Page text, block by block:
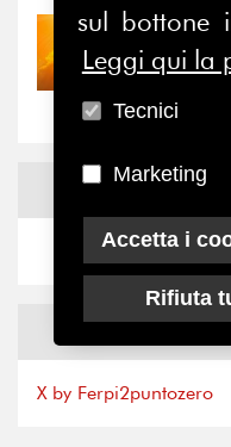
30/07/2026
Nove
X by Ferpi2puntozero
sul bottone
Leggi qui la
Tecnici
Marketing
Accetta i
Rifiuta